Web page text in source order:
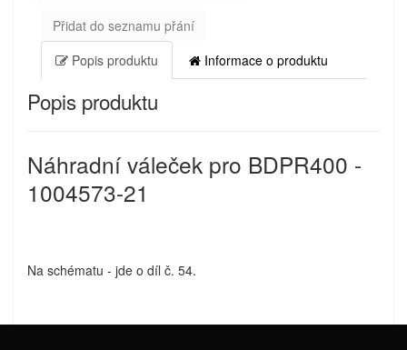
Přidat do seznamu přání
Popis produktu
Informace o produktu
Popis produktu
Náhradní váleček pro BDPR400 -
1004573-21
Na schématu - jde o díl č. 54.